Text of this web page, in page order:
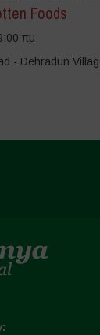
Foods
πμ
- Dehradun